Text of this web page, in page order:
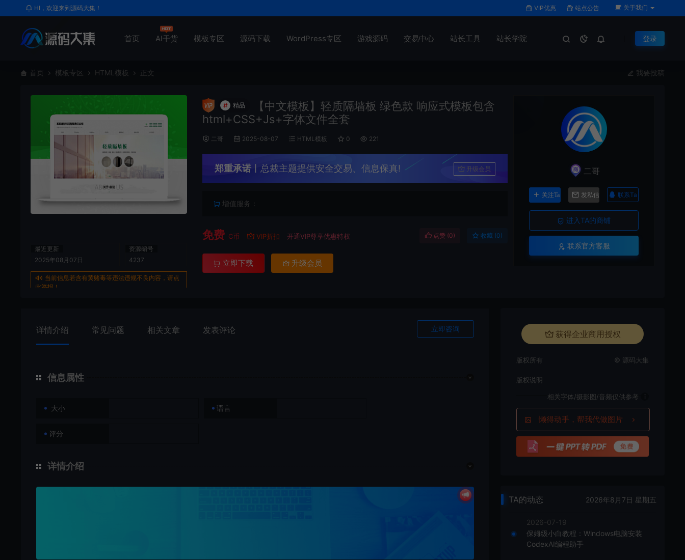
HI，欢迎来到源码大集！ VIP优惠 站点公告 关于我们
首页 AI干货 模板专区 源码下载 WordPress专区 游戏源码 交易中心 站长工具 站长学院 登录
首页 模板专区 HTML模板 正文 我要投稿
最近更新
2025年08月07日
资源编号
4237
当前信息若含有黄赌毒等违法违规不良内容，请点
此举报！
# 精品
【中文模板】轻质隔墙板 绿色款 响应式模板包含
html+CSS+Js+字体文件全套
二哥 2025-08-07 HTML模板 0 221
郑重承诺 丨总裁主题提供安全交易、信息保真! 升级会员
增值服务：
免费 C币 VIP折扣 开通VIP尊享优惠特权 点赞 (0) 收藏 (0)
立即下载 升级会员
二哥
关注Ta 发私信 联系Ta
进入TA的商铺
联系官方客服
详情介绍 常见问题 相关文章 发表评论 立即咨询
信息属性
大小 语言
评分
详情介绍
获得企业商用授权
版权所有 © 源码大集
版权说明
相关字体/摄影图/音频仅供参考 i
懒得动手，帮我代做图片
TA的动态 2026年8月7日 星期五
2026-07-19
保姆级小白教程：Windows电脑安装
CodexAI编程助手